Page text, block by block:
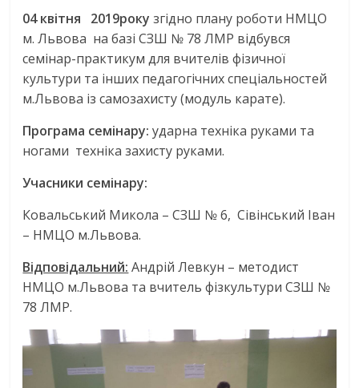
04 квітня 2019року згідно плану роботи НМЦО
м. Львова на базі СЗШ № 78 ЛМР відбувся
семінар-практикум для вчителів фізичної
культури та інших педагогічних спеціальностей
м.Львова із самозахисту (модуль карате).
Програма семінару: ударна техніка руками та
ногами техніка захисту руками.
Учасники семінару:
Ковальський Микола – СЗШ № 6, Сівінський Іван
– НМЦО м.Львова.
Відповідальний: Андрій Левкун – методист
НМЦО м.Львова та вчитель фізкультури СЗШ №
78 ЛМР.